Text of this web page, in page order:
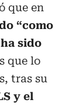
que en
“como
sido
que lo
tras su
y el